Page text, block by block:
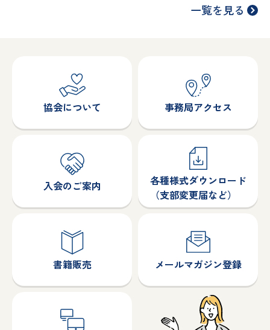
一覧を見る
協会について 事務局アクセス
入会のご案内
各種様式ダウンロード
（支部変更届など）
書籍販売 メールマガジン登録